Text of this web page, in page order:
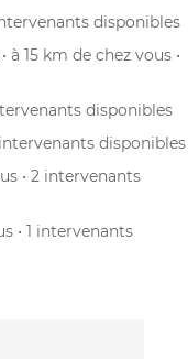
disponibles
• à 15 km de chez vous •
disponibles
intervenants disponibles
• 2 intervenants
• 1 intervenants